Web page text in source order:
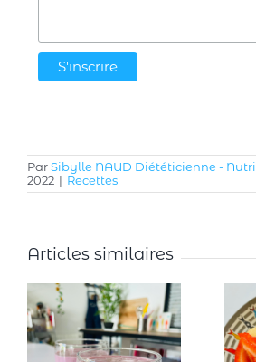
ParSibylle NAUD Diététicienne -
2022 | Recettes
Articles similaires